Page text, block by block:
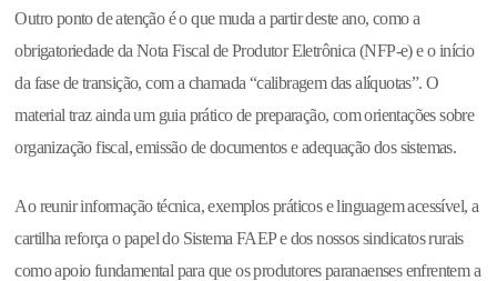
Outro ponto de atenção é o que muda a partir deste ano, como a
obrigatoriedade da Nota Fiscal de Produtor Eletrônica (NFP-e) e o início
da fase de transição, com a chamada “calibragem das alíquotas”. O
material traz ainda um guia prático de preparação, com orientações sobre
organização fiscal, emissão de documentos e adequação dos sistemas.
Ao reunir informação técnica, exemplos práticos e linguagem acessível, a
cartilha reforça o papel do Sistema FAEP e dos nossos sindicatos rurais
como apoio fundamental para que os produtores paranaenses enfrentem a